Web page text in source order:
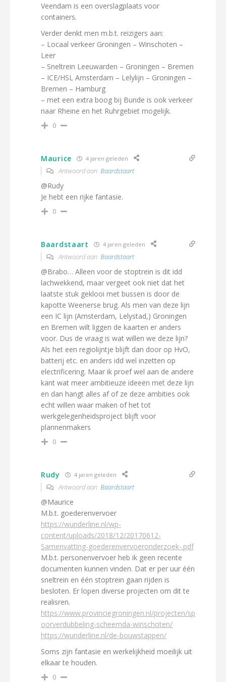
Veendam is een overslagplaats voor
containers.
Verder denkt men m.b.t. reizigers aan:
– Locaal verkeer Groningen – Winschoten –
Leer
– Sneltrein Leeuwarden – Groningen – Bremen
– ICE/HSL Amsterdam – Lelylijn – Groningen –
Bremen – Hamburg
– met een extra boog bij Bunde is ook verkeer
naar Rheine en het Ruhrgebiet mogelijk.
0
Maurice 4 jaren geleden
Antwoord aan Baardstaart
@Rudy
Je hebt een rijke fantasie.
0
Baardstaart 4 jaren geleden
Antwoord aan Baardstaart
@Brabo… Alleen voor de stoptrein is dit idd
lachwekkend, maar vergeet ook niet dat het
laatste stuk geklooi met bussen is door de
kapotte Weenerse brug. Als men van deze lijn
een IC lijn (Amsterdam, Lelystad,) Groningen
en Bremen wilt liggen de kaarten er anders
voor. Dus de vraag is wat willen we deze lijn?
Als het een regiolijntje blijft dan door op HvO,
batterij etc. en anders idd wel inzetten op
electrificering. Maar ik proef wel aan de andere
kant wat meer ambitieuze ideeën met deze lijn
en dan hangt alles af of ze deze ambities ook
echt willen waar maken of het tot
werkgelegenheidsproject blijft voor
plannenmakers
0
Rudy 4 jaren geleden
Antwoord aan Baardstaart
@Maurice
M.b.t. goederenvervoer
https://wunderline.nl/wp-
content/uploads/2018/12/20170612-
Samenvatting-goederenvervoeronderzoek-.pdf
M.b.t. personenvervoer heb ik geen recente
documenten kunnen vinden. Dat er per uur één
sneltrein en één stoptrein gaan rijden is
besloten. Er lopen diverse projecten om dit te
realisren.
https://www.provinciegroningen.nl/projecten/sp
oorverdubbeling-scheemda-winschoten/
https://wunderline.nl/de-bouwstappen/
Soms zijn fantasie en werkelijkheid moeilijk uit
elkaar te houden.
0